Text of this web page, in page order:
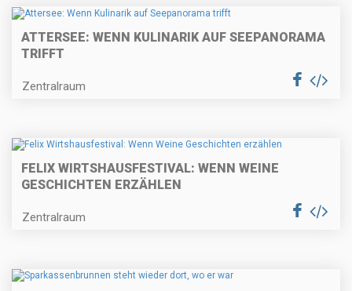
ATTERSEE: WENN KULINARIK AUF SEEPANORAMA
TRIFFT
Zentralraum
FELIX WIRTSHAUSFESTIVAL: WENN WEINE
GESCHICHTEN ERZÄHLEN
Zentralraum